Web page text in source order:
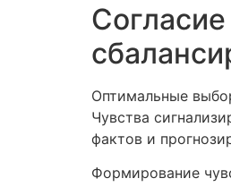
Оптимальные
Чувства
фактов и
Формирование